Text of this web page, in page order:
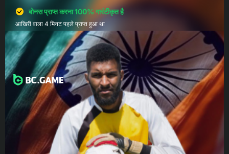
बोनस प्राप्त करना 100% गारंटीकृत है
आखिरी वाला 4 मिनट पहले प्राप्त हुआ था